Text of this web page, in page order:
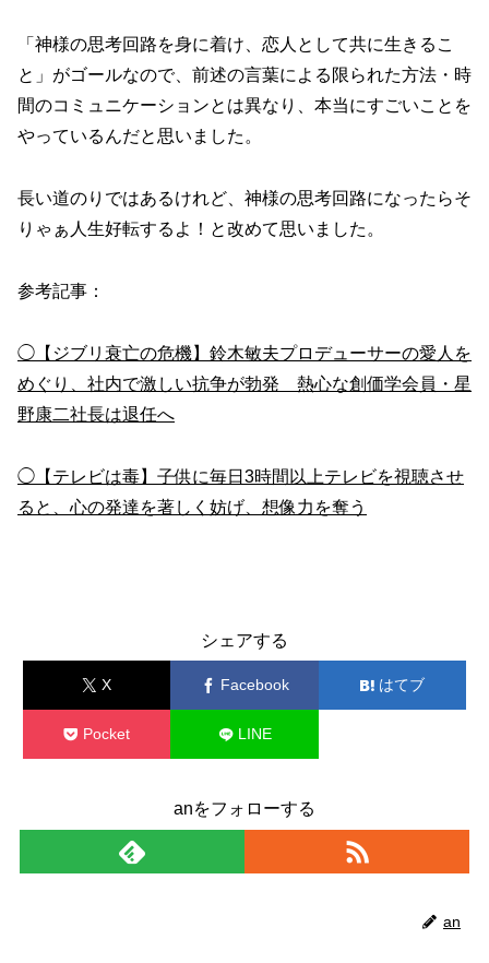
「神様の思考回路を身に着け、恋人として共に生きるこ
と」がゴールなので、前述の言葉による限られた方法・時
間のコミュニケーションとは異なり、本当にすごいことを
やっているんだと思いました。
長い道のりではあるけれど、神様の思考回路になったらそ
りゃぁ人生好転するよ！と改めて思いました。
参考記事：
◯【ジブリ衰亡の危機】鈴木敏夫プロデューサーの愛人を
めぐり、社内で激しい抗争が勃発 熱心な創価学会員・星
野康二社長は退任へ
◯【テレビは毒】子供に毎日3時間以上テレビを視聴させ
ると、心の発達を著しく妨げ、想像力を奪う
シェアする
X Facebook はてブ
Pocket LINE
anをフォローする
an